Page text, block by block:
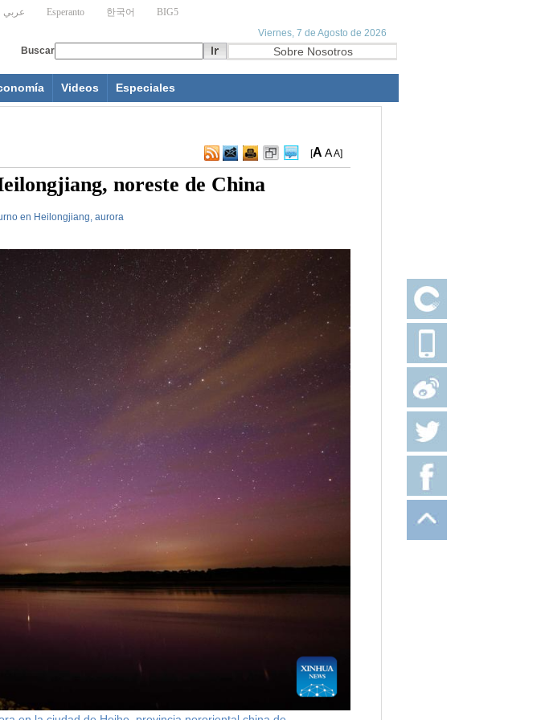
Videos Especiales
[A AA]
noreste de China
en Heilongjiang, aurora